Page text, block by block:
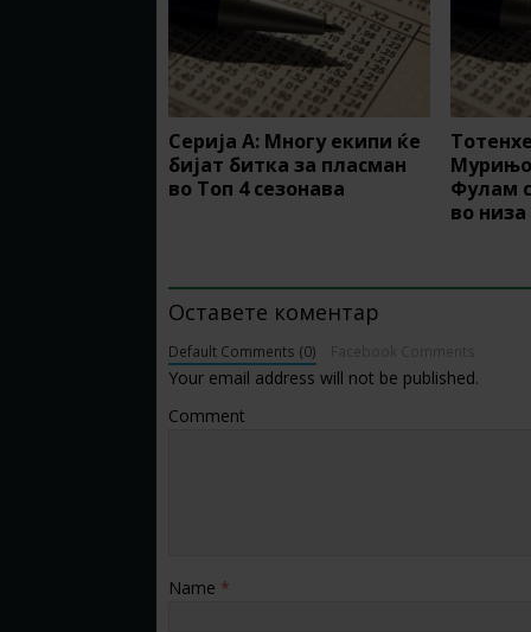
Серија А: Многу екипи ќе
бијат битка за пласман
во Топ 4 сезонава
Мурињо
Фулам
во низа
Оставете коментар
Default Comments (0)
Your email address will not be published.
Comment
Name *